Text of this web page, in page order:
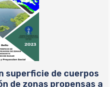
superficie de cuerpos
de zonas propensas a